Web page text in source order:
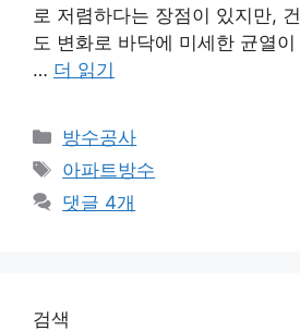
로 저렴하다는 장점이 있지만,
도 변화로 바닥에 미세한 균열
… 더 읽기
카
테
고
리
방수공사
태
그
아파트방수
댓글 4개
검색